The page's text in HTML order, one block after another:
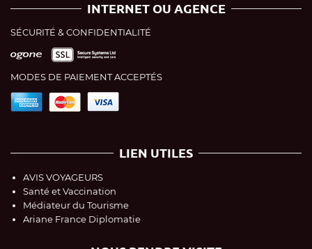
INTERNET OU AGENCE
SÉCURITÉ & CONFIDENTIALITÉ
MODES DE PAIEMENT ACCEPTÉS
LIEN UTILES
AVIS VOYAGEURS
Santé et Vaccination
Médiateur du Tourisme
Ariane France Diplomatie